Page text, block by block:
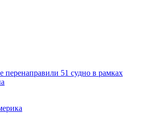
перенаправили 51 судно в рамках